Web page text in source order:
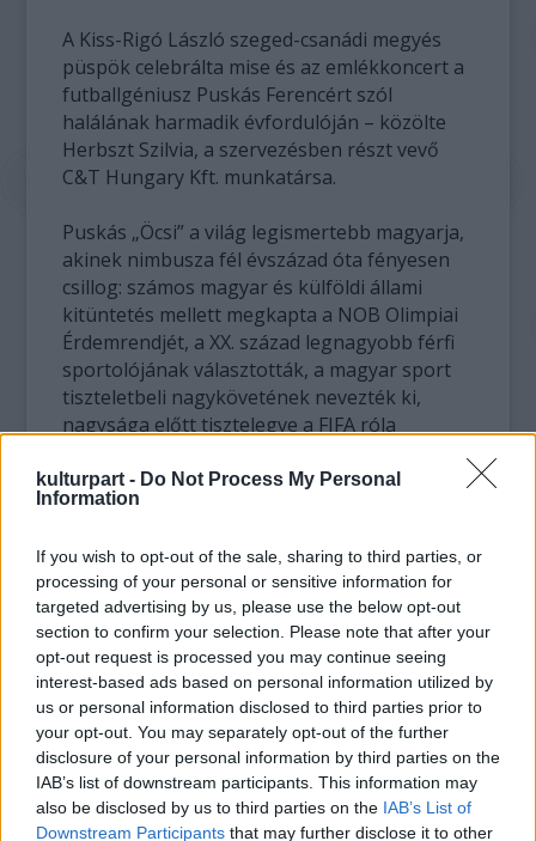
kulturpart - Do Not Process My Personal
Information
If you wish to opt-out of the sale, sharing to third parties, or
processing of your personal or sensitive information for
targeted advertising by us, please use the below opt-out
section to confirm your selection. Please note that after your
opt-out request is processed you may continue seeing
interest-based ads based on personal information utilized by
us or personal information disclosed to third parties prior to
your opt-out. You may separately opt-out of the further
disclosure of your personal information by third parties on the
IAB’s list of downstream participants. This information may
also be disclosed by us to third parties on the IAB’s List of
Downstream Participants that may further disclose it to other
A Kiss-Rigó László szeged-csanádi megyés
püspök celebrálta mise és az emlékkoncert a
futballgéniusz Puskás Ferencért szól
halálának harmadik évfordulóján – közölte
Herbszt Szilvia, a szervezésben részt vevő
C&T Hungary Kft. munkatársa.
Puskás „Öcsi” a világ legismertebb magyarja,
akinek nimbusza fél évszázad óta fényesen
csillog: számos magyar és külföldi állami
kitüntetés mellett megkapta a NOB Olimpiai
Érdemrendjét, a XX. század legnagyobb férfi
sportolójának választották, a magyar sport
tiszteletbeli nagykövetének nevezték ki,
nagysága előtt tisztelegve a FIFA róla
egyik legismertebb Alzheimer-áldozata is.
Csanádi Egyházmegye és a Feledékeny
Emberek Hozzátartozóinak Társasága
szeretné felhívni az emberek figyelmét az
Alzheimer-kórra, mivel e gyógyíthatatlan
betegség a társadalmi körülményektől,
szociális és kulturális háttértől függetlenül
mindenkit érinthet. Európában 7,3 millió,
Magyarországon pedig 160 ezer lehet az
Alzheimer-betegek száma, az érintett
családtagoké - akiknek életét gyökeresen